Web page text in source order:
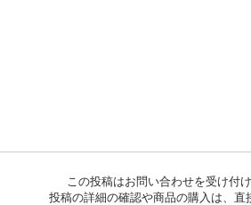
この投稿はお問い合わせを受け付け
投稿の詳細の確認や商品の購入は、直